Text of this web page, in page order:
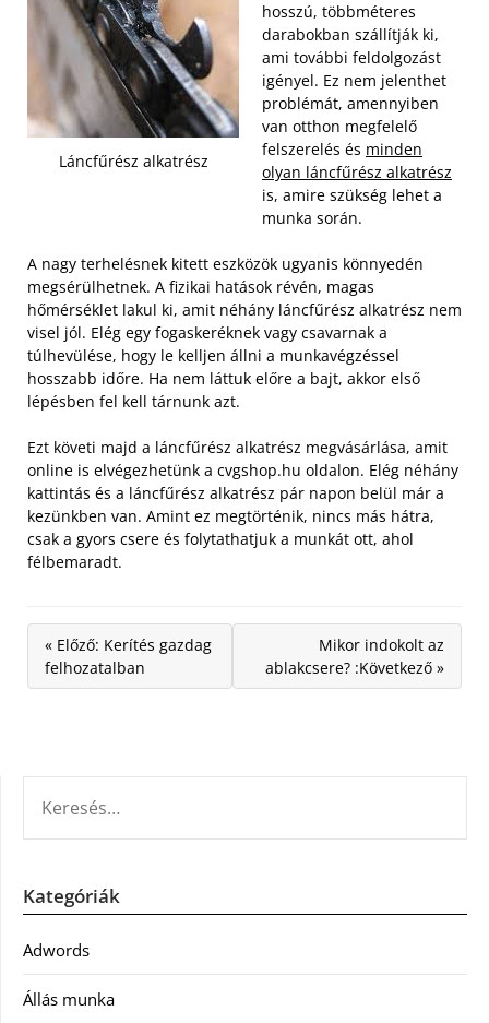
Láncfűrész alkatrész
hosszú, többméteres
darabokban szállítják ki,
ami további feldolgozást
igényel. Ez nem jelenthet
problémát, amennyiben
van otthon megfelelő
felszerelés és minden
olyan láncfűrész alkatrész
is, amire szükség lehet a
munka során.
A nagy terhelésnek kitett eszközök ugyanis könnyedén
megsérülhetnek. A fizikai hatások révén, magas
hőmérséklet lakul ki, amit néhány láncfűrész alkatrész nem
visel jól. Elég egy fogaskeréknek vagy csavarnak a
túlhevülése, hogy le kelljen állni a munkavégzéssel
hosszabb időre. Ha nem láttuk előre a bajt, akkor első
lépésben fel kell tárnunk azt.
Ezt követi majd a láncfűrész alkatrész megvásárlása, amit
online is elvégezhetünk a cvgshop.hu oldalon. Elég néhány
kattintás és a láncfűrész alkatrész pár napon belül már a
kezünkben van. Amint ez megtörténik, nincs más hátra,
csak a gyors csere és folytathatjuk a munkát ott, ahol
félbemaradt.
« Előző: Kerítés gazdag
felhozatalban
Mikor indokolt az
ablakcsere? :Következő »
Kategóriák
Adwords
Állás munka